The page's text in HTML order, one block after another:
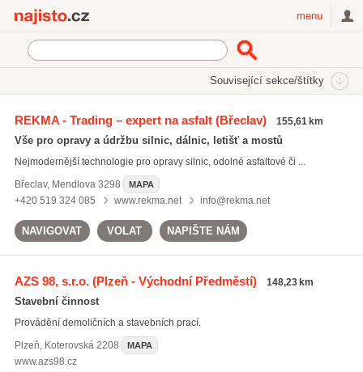
menu
Související sekce/štítky
opravy komunikací(427)
stavba silnic(314)
Všechny související štítky
REKMA - Trading – expert na asfalt(Břeclav) 155,61 km
Vše pro opravy a údržbu silnic, dálnic, letišť a mostů
Nejmodernější technologie pro opravy silnic, odolné asfaltové či ...
Břeclav, Mendlova 3298 MAPA
+420 519 324 085 www.rekma.net info@rekma.net
NAVIGOVAT VOLAT NAPIŠTE NÁM
AZS 98, s.r.o.(Plzeň - Východní Předměstí) 148,23 km
Stavební činnost
Provádění demoličních a stavebních prací.
Plzeň, Koterovská 2208 MAPA
www.azs98.cz